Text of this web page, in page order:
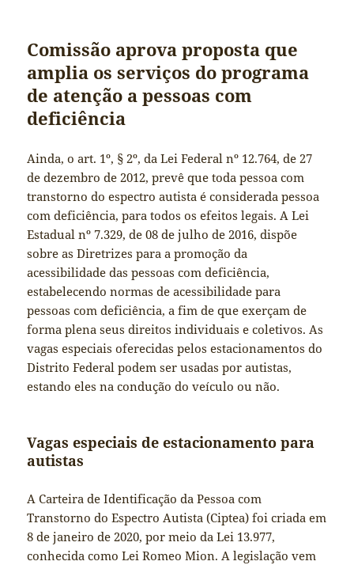
Comissão aprova proposta que
amplia os serviços do programa
de atenção a pessoas com
deficiência
Ainda, o art. 1º, § 2º, da Lei Federal nº 12.764, de 27
de dezembro de 2012, prevê que toda pessoa com
transtorno do espectro autista é considerada pessoa
com deficiência, para todos os efeitos legais. A Lei
Estadual nº 7.329, de 08 de julho de 2016, dispõe
sobre as Diretrizes para a promoção da
acessibilidade das pessoas com deficiência,
estabelecendo normas de acessibilidade para
pessoas com deficiência, a fim de que exerçam de
forma plena seus direitos individuais e coletivos. As
vagas especiais oferecidas pelos estacionamentos do
Distrito Federal podem ser usadas por autistas,
estando eles na condução do veículo ou não.
Vagas especiais de estacionamento para
autistas
A Carteira de Identificação da Pessoa com
Transtorno do Espectro Autista (Ciptea) foi criada em
8 de janeiro de 2020, por meio da Lei 13.977,
conhecida como Lei Romeo Mion. A legislação vem